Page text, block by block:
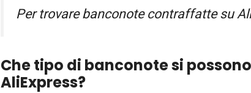
Per trovare banconote contraffatte su
Che tipo di banconote si
AliExpress?